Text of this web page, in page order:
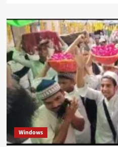
Windows